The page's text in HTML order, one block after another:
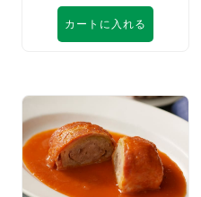
カートに入れる